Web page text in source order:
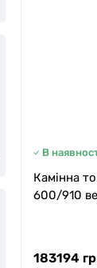
В
Камінна
600/910
183194